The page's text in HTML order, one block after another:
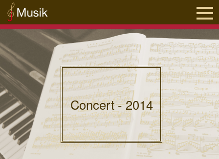
Concert - 2014